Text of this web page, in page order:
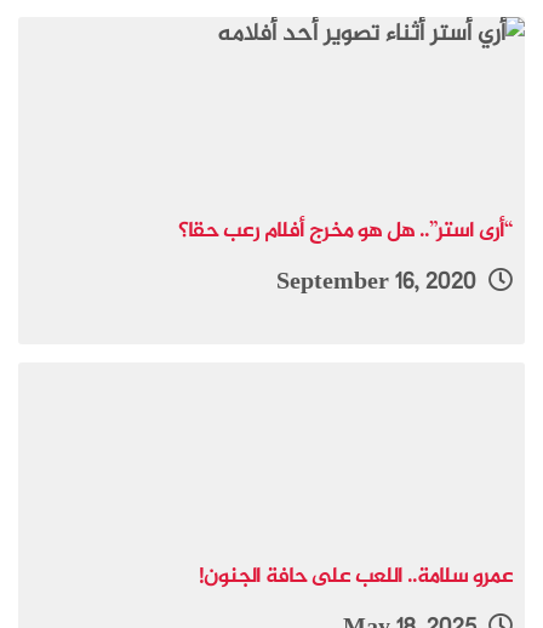
“أرى استر”.. هل هو مخرج أفلام رعب حقا؟
عمرو سلامة.. اللعب على حافة الجنون!